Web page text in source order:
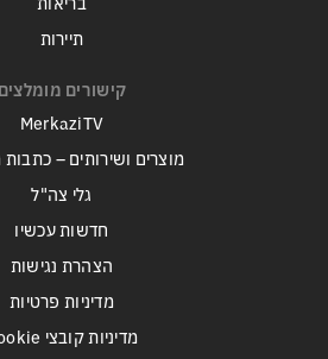
תיירות
קישורים מומלצים
MerkaziTV
מוצרים ושירותים –
גלי צה"ל
חדשות עכשיו
הצהרת נגישות
מדיניות פרטיות
מדיניות קובצי Cookie